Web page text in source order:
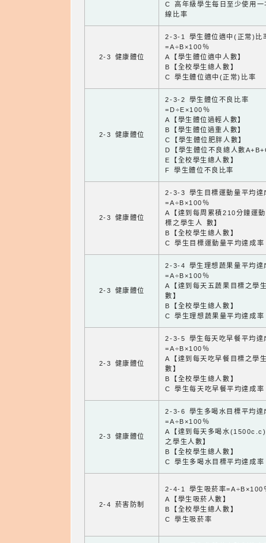
C 高年級學生每日至少使用一
線比率
2-3 健康體位
2-3-1 學生體位適中(正常)比
=A÷B×100％
A【學生體位適中人數】
B【全校學生總人數】
C 學生體位適中(正常)比率
2-3 健康體位
2-3-2 學生體位不良比率
=D÷E×100％
A【學生體位過輕人數】
B【學生體位過重人數】
C【學生體位肥胖人數】
D【學生體位不良總人數
E【全校學生總人數】
F 學生體位不良比率
2-3 健康體位
2-3-3 學生目標運動量平均達
=A÷B×100％
A【達到每周累積210分鐘運
標之學生人 數】
B【全校學生總人數】
C 學生目標運動量平均達成率
2-3 健康體位
2-3-4 學生理想蔬果量平均達
=A÷B×100％
A【達到每天五蔬果目標之學
數】
B【全校學生總人數】
C 學生理想蔬果量平均達成率
2-3 健康體位
2-3-5 學生每天吃早餐平均達
=A÷B×100％
A【達到每天吃早餐目標之學
數】
B【全校學生總人數】
C 學生每天吃早餐平均達成率
2-3 健康體位
2-3-6 學生多喝水目標平均達
=A÷B×100％
A【達到每天多喝水
之學生人數】
B【全校學生總人數】
C 學生多喝水目標平均達成率
2-4 菸害防制
2-4-1 學生吸菸率=A÷B×100
A【學生吸菸人數】
B【全校學生總人數】
C 學生吸菸率